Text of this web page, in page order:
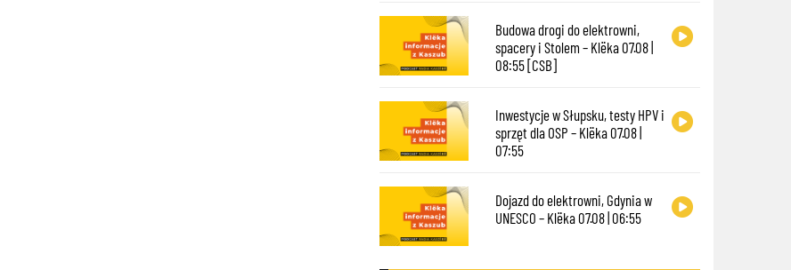
Budowa drogi do elektrowni,
spacery i Stolem – Klëka 07.08 |
08:55 [CSB]
Inwestycje w Słupsku, testy HPV i
sprzęt dla OSP – Klëka 07.08 |
07:55
Dojazd do elektrowni, Gdynia w
UNESCO – Klëka 07.08 | 06:55